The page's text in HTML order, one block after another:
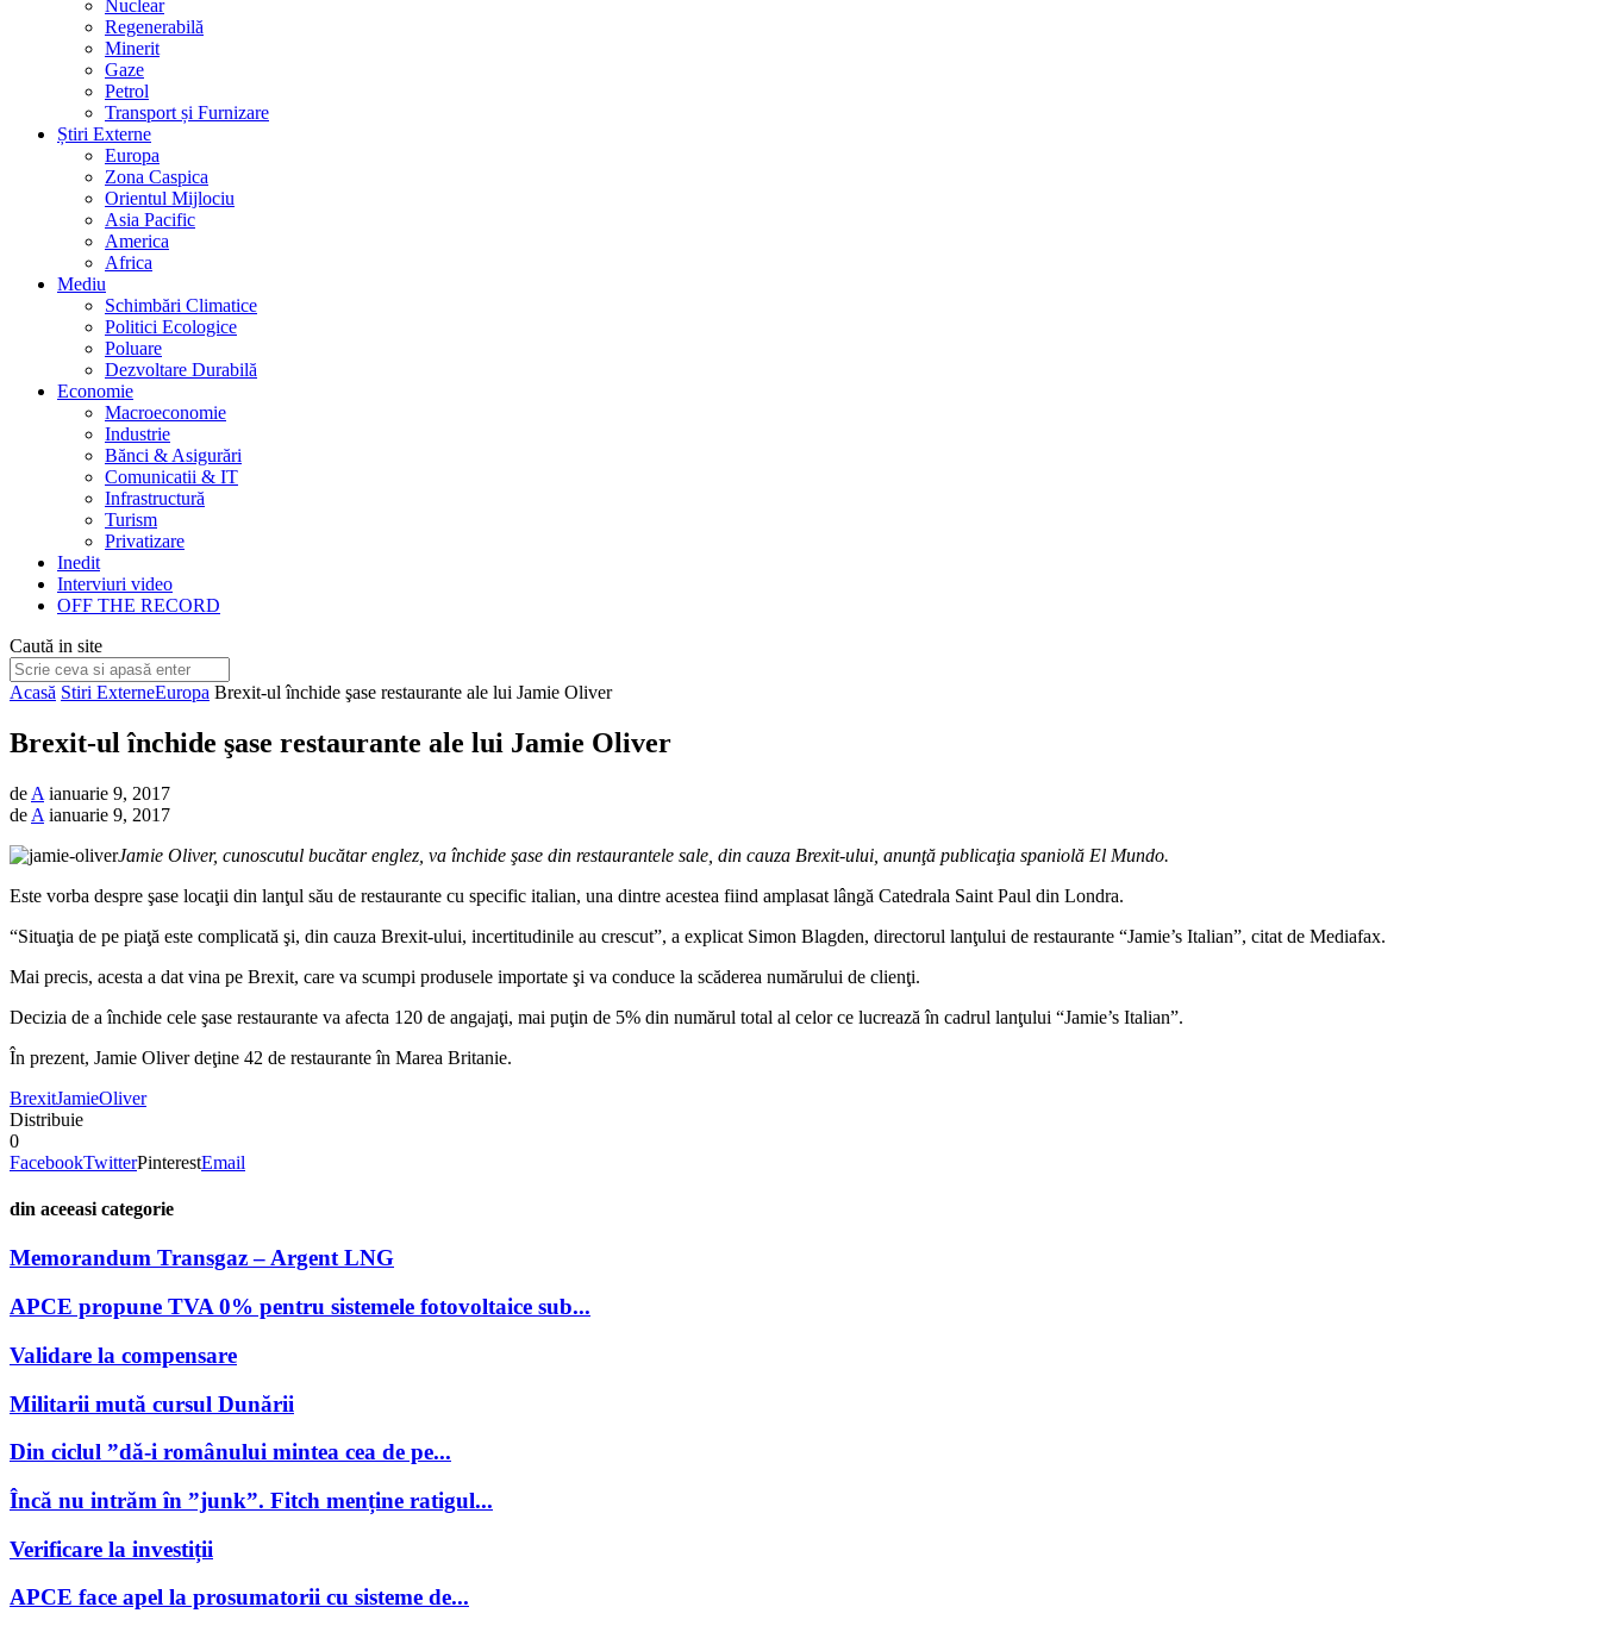
Nuclear
Regenerabilă
Minerit
Gaze
Petrol
Transport și Furnizare
Știri Externe
Europa
Zona Caspica
Orientul Mijlociu
Asia Pacific
America
Africa
Mediu
Schimbări Climatice
Politici Ecologice
Poluare
Dezvoltare Durabilă
Economie
Macroeconomie
Industrie
Bănci & Asigurări
Comunicatii & IT
Infrastructură
Turism
Privatizare
Inedit
Interviuri video
OFF THE RECORD
Caută in site
Acasă Stiri ExterneEuropa Brexit-ul închide şase restaurante ale lui Jamie Oliver
Brexit-ul închide şase restaurante ale lui Jamie Oliver
de A ianuarie 9, 2017
de A ianuarie 9, 2017
Jamie Oliver, cunoscutul bucătar englez, va închide şase din restaurantele sale, din cauza Brexit-ului, anunţă publicaţia spaniolă El Mundo.
Este vorba despre şase locaţii din lanţul său de restaurante cu specific italian, una dintre acestea fiind amplasat lângă Catedrala Saint Paul din Londra.
“Situaţia de pe piaţă este complicată şi, din cauza Brexit-ului, incertitudinile au crescut”, a explicat Simon Blagden, directorul lanţului de restaurante “Jamie’s Italian”, citat de Mediafax.
Mai precis, acesta a dat vina pe Brexit, care va scumpi produsele importate şi va conduce la scăderea numărului de clienţi.
Decizia de a închide cele şase restaurante va afecta 120 de angajaţi, mai puţin de 5% din numărul total al celor ce lucrează în cadrul lanţului “Jamie’s Italian”.
În prezent, Jamie Oliver deţine 42 de restaurante în Marea Britanie.
BrexitJamieOliver
Distribuie
0
FacebookTwitterPinterestEmail
din aceeasi categorie
Memorandum Transgaz – Argent LNG
APCE propune TVA 0% pentru sistemele fotovoltaice sub...
Validare la compensare
Militarii mută cursul Dunării
Din ciclul ”dă-i românului mintea cea de pe...
Încă nu intrăm în ”junk”. Fitch menține ratigul...
Verificare la investiții
APCE face apel la prosumatorii cu sisteme de...